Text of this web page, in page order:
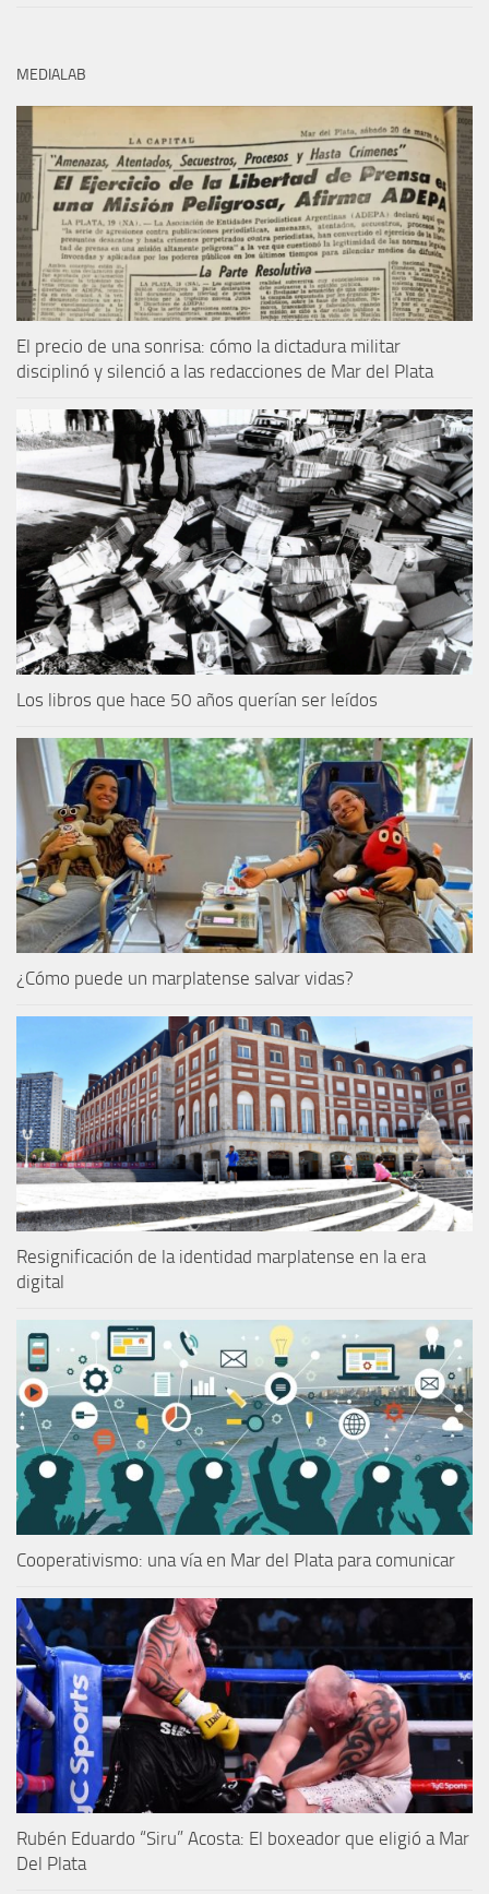
MEDIALAB
El precio de una sonrisa: cómo la dictadura militar
disciplinó y silenció a las redacciones de Mar del Plata
Los libros que hace 50 años querían ser leídos
¿Cómo puede un marplatense salvar vidas?
Resignificación de la identidad marplatense en la era
digital
Cooperativismo: una vía en Mar del Plata para comunicar
Rubén Eduardo “Siru” Acosta: El boxeador que eligió a Mar
Del Plata